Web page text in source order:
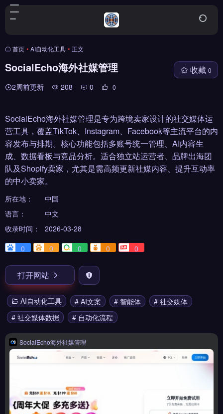
首页 • AI自动化工具 • 正文
SocialEcho海外社媒管理
2周前更新 208 0 0
收藏 0
SocialEcho海外社媒管理是专为跨境卖家设计的社交媒体运
营工具，覆盖TikTok、Instagram、Facebook等主流平台的内
容发布与排期。核心功能包括多账号统一管理、AI内容生
成、数据看板与竞品分析。适合独立站运营者、品牌出海团
队及Shopify卖家，尤其是需高频更新社媒内容、提升互动率
的中小卖家。
所在地：
中国
语言：
中文
收录时间：
2026-03-28
0
0 0 0 0
打开网站
AI自动化工具 # AI文案 # 智能体
# 社交媒体
# 社交媒体数据
# 自动化流程
SocialEcho海外社媒管理